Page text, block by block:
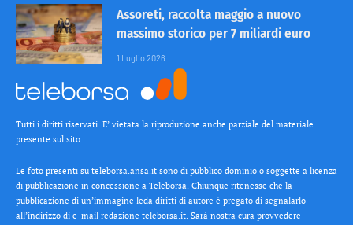
Assoreti, raccolta maggio a nuovo
massimo storico per 7 miliardi euro
1 Luglio 2026
Tutti i diritti riservati. E’ vietata la riproduzione anche parziale del materiale
presente sul sito.
Le foto presenti su teleborsa.ansa.it sono di pubblico dominio o soggette a licenza
di pubblicazione in concessione a Teleborsa. Chiunque ritenesse che la
pubblicazione di un’immagine leda diritti di autore è pregato di segnalarlo
all’indirizzo di e-mail redazione teleborsa.it. Sarà nostra cura provvedere